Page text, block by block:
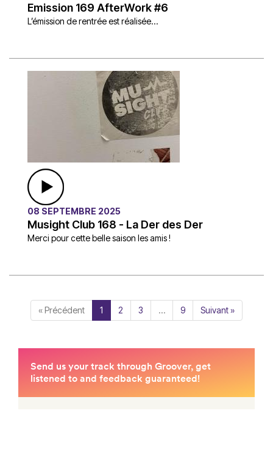
Emission 169 AfterWork #6
L’émission de rentrée est réalisée...
08 SEPTEMBRE 2025
Musight Club 168 - La Der des Der
Merci pour cette belle saison les amis !
« Précédent 1 2 3 … 9 Suivant »